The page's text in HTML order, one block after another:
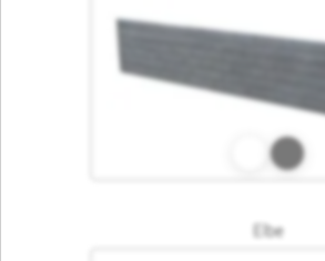
Elbe